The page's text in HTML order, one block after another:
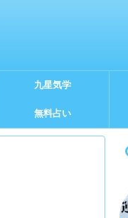
九星気学
無料占い